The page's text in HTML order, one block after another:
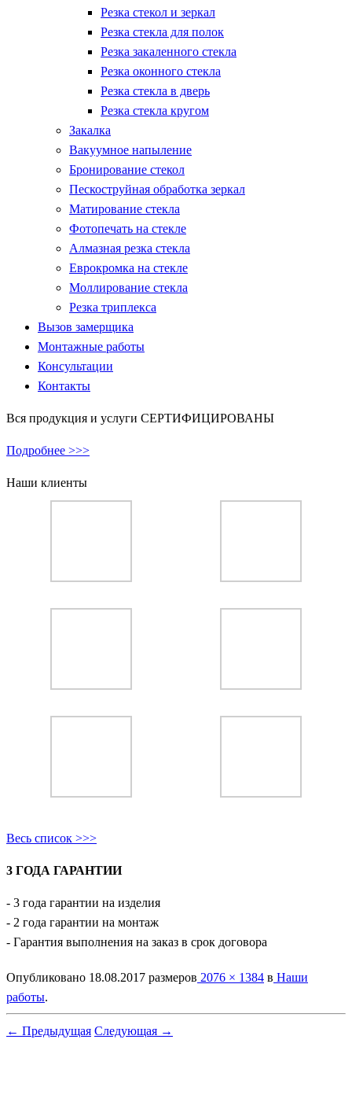
Резка стекол и зеркал
Резка стекла для полок
Резка закаленного стекла
Резка оконного стекла
Резка стекла в дверь
Резка стекла кругом
Закалка
Вакуумное напыление
Бронирование стекол
Пескоструйная обработка зеркал
Матирование стекла
Фотопечать на стекле
Алмазная резка стекла
Еврокромка на стекле
Моллирование стекла
Резка триплекса
Вызов замерщика
Монтажные работы
Консультации
Контакты
Вся продукция и услуги СЕРТИФИЦИРОВАНЫ
Подробнее >>>
Наши клиенты
Весь список >>>
3 ГОДА ГАРАНТИИ
- 3 года гарантии на изделия
- 2 года гарантии на монтаж
- Гарантия выполнения на заказ в срок договора
Опубликовано 18.08.2017 размеров 2076 × 1384 в Наши
работы.
← Предыдущая Следующая →